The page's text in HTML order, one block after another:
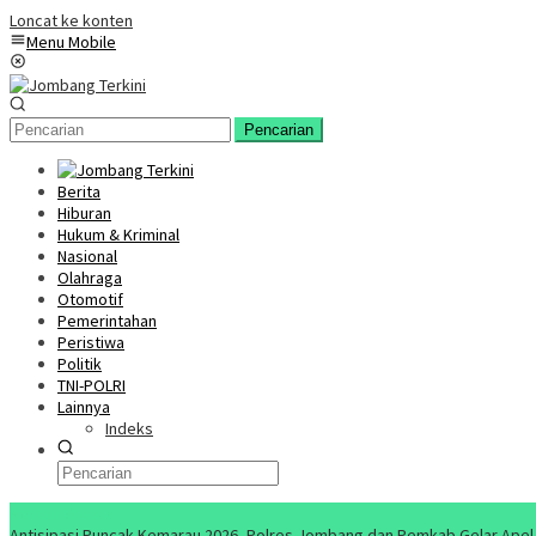
Loncat ke konten
Menu Mobile
Pencarian
Berita
Hiburan
Hukum & Kriminal
Nasional
Olahraga
Otomotif
Pemerintahan
Peristiwa
Politik
TNI-POLRI
Lainnya
Indeks